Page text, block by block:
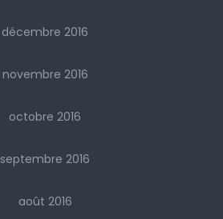
décembre 2016
novembre 2016
octobre 2016
septembre 2016
août 2016